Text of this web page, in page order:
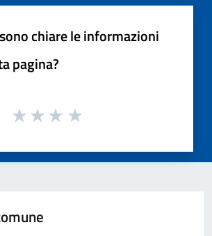
chiare le informazioni
pagina?